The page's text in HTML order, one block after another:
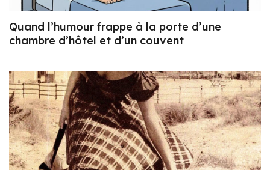
Quand l’humour frappe à la porte d’une
chambre d’hôtel et d’un couvent